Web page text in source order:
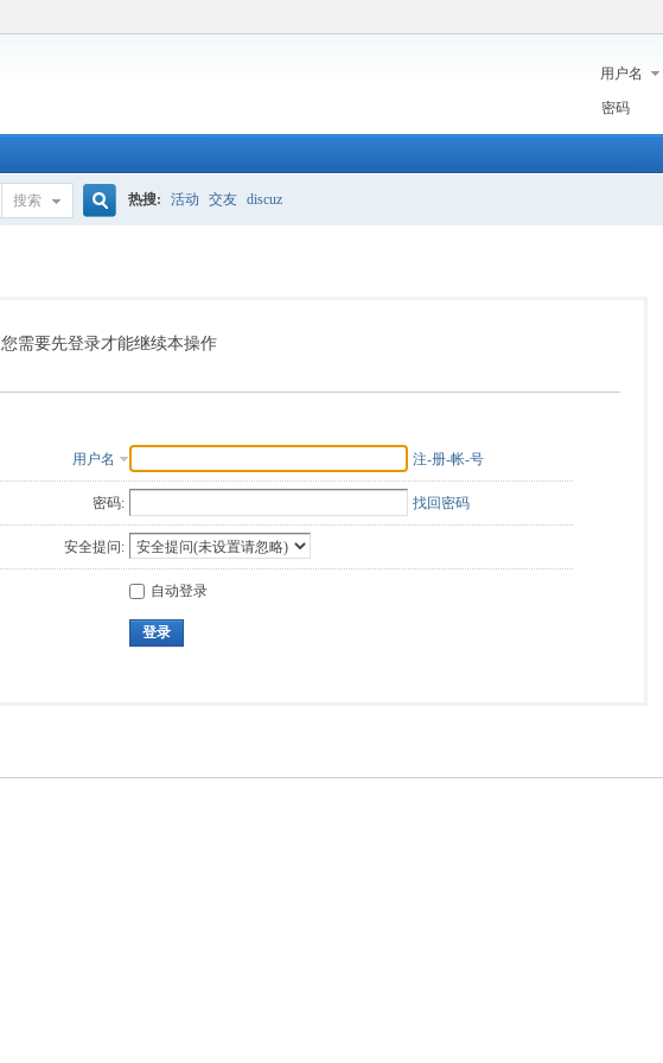
用户名
密码
搜索
索
热搜: 活动 交友 discuz
您需要先登录才能继续本操作
用户名 注-册-帐-号
密码: 找回密码
安全提问:
自动登录
登录